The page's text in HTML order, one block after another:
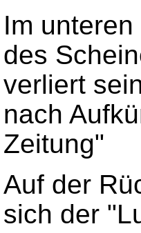
Im
des
verliert
nach
Zeitung"
Auf der
sich der